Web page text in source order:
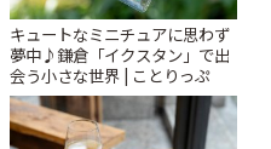
キュートなミニチュアに思わず
夢中♪鎌倉「イクスタン」で出
会う小さな世界 | ことりっぷ